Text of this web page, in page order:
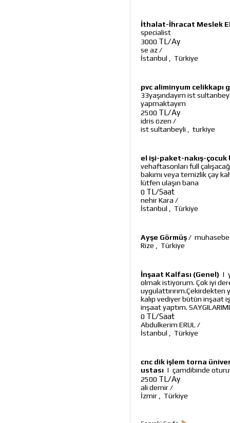
İthalat-İhracat Meslek
specialist
3000 TL/Ay
se az/
İstanbul
Türkiye
pvc aliminyum celikkapı
33yaşındayım ist
yapmaktayım
2500 TL/Ay
idris özen /
ist sultanbeyli
turkiye
el işi-paket-nakış-çocuk
vehaftasonları full
bakımı veya temizlik çay
lütfen ulaşın bana
0 TL/Saat
nehir Kara /
İstanbul
Türkiye
Ayşe Görmüş/ muhasebe
Rize
Türkiye
İnşaat Kalfası (Genel) |
olmak istiyorum. Çok iyi
kalıp vediyer bütün inşaat
inşaat yaptım.
0 TL/Saat
Abdulkerim ERUL /
İstanbul
Türkiye
cnc dik işlem torna
ustası | çamdibinde
2500 TL/Ay
ali demir/
İzmir
Türkiye